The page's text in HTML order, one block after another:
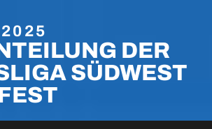
DER
SÜDWEST